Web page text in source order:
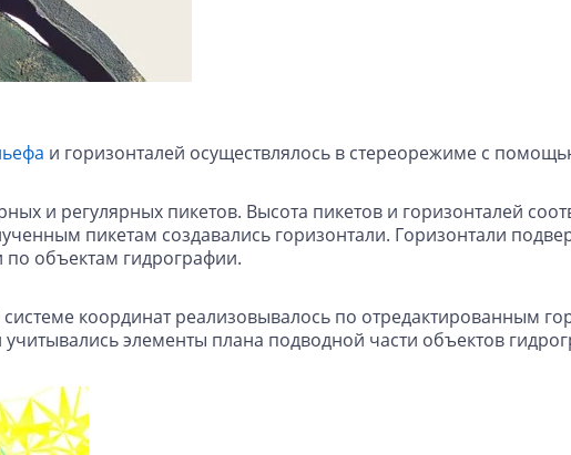
и горизонталей осуществлялось в стереорежиме с
и регулярных пикетов. Высота пикетов и горизонталей
пикетам создавались горизонтали. Горизонтали
объектам гидрографии.
координат реализовывалось по отредактированным
элементы плана подводной части объектов